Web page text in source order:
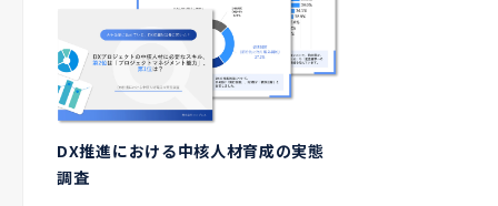
DX推進における中核人材育成の実態
調査